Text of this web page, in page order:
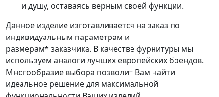
и душу, оставаясь верным своей функции.
Данное изделие изготавливается на заказ по
индивидуальным параметрам и
размерам* заказчика. В качестве фурнитуры мы
используем аналоги лучших европейских брендов.
Многообразие выбора позволит Вам найти
идеальное решение для максимальной